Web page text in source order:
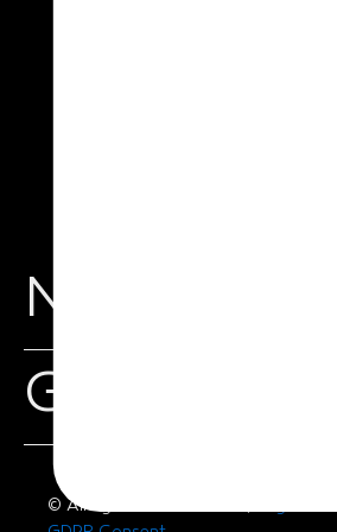
News
Get in touch
© All right reserved XSun,